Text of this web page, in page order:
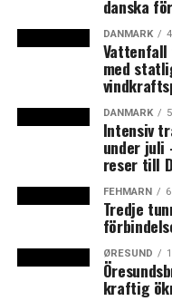
börja ovanifrån. Ta
sundet utan tillsätt en
som kan marknaden
Det framkom att det
länderna i det mer
annat hur agendan
styrelsen väljs. Där
svenska
kommer med förslag
väljas in i styrelsen,
nordiska länderna.
danska
DANMARK
Vattenfall
med
DANMARK
Intensiv
under
reser till
FEHMARN
Tredje
ØRESUND
kraftig